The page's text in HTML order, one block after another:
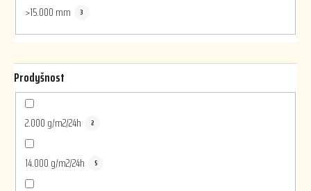
>15.000 mm 3
Prodyšnost
2.000 g/m2/24h 2
14.000 g/m2/24h 5